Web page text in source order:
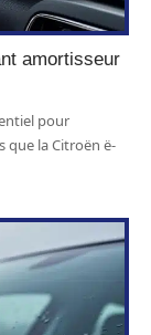
amortisseur
pour
que la Citroën ë-